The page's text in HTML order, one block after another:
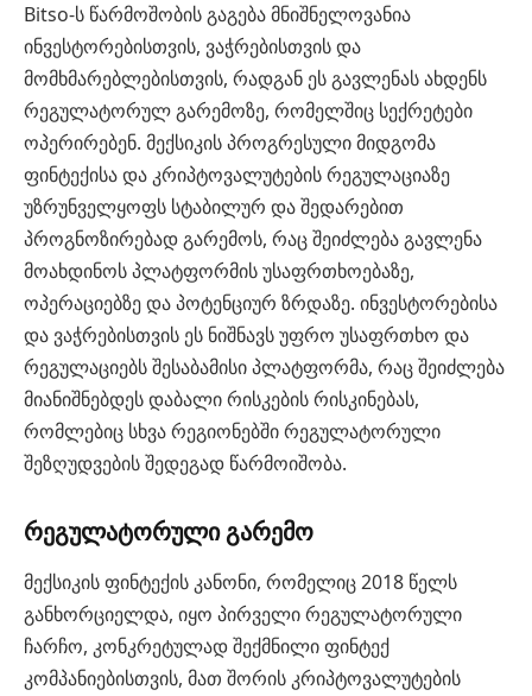
Bitso-ს წარმოშობის გაგება მნიშნელოვანია
ინვესტორებისთვის, ვაჭრებისთვის და
მომხმარებლებისთვის, რადგან ეს გავლენას ახდენს
რეგულატორულ გარემოზე, რომელშიც სექრეტები
ოპერირებენ. მექსიკის პროგრესული მიდგომა
ფინტექისა და კრიპტოვალუტების რეგულაციაზე
უზრუნველყოფს სტაბილურ და შედარებით
პროგნოზირებად გარემოს, რაც შეიძლება გავლენა
მოახდინოს პლატფორმის უსაფრთხოებაზე,
ოპერაციებზე და პოტენციურ ზრდაზე. ინვესტორებისა
და ვაჭრებისთვის ეს ნიშნავს უფრო უსაფრთხო და
რეგულაციებს შესაბამისი პლატფორმა, რაც შეიძლება
მიანიშნებდეს დაბალი რისკების რისკინებას,
რომლებიც სხვა რეგიონებში რეგულატორული
შეზღუდვების შედეგად წარმოიშობა.
რეგულატორული გარემო
მექსიკის ფინტექის კანონი, რომელიც 2018 წელს
განხორციელდა, იყო პირველი რეგულატორული
ჩარჩო, კონკრეტულად შექმნილი ფინტექ
კომპანიებისთვის, მათ შორის კრიპტოვალუტების